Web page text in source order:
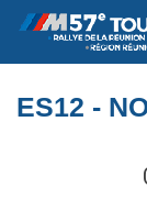
ES12 -